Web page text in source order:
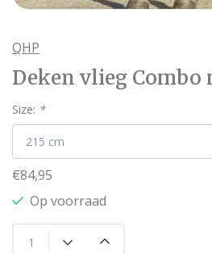
QHP
Deken vlieg Combo
Size: *
€84,95
Op voorraad